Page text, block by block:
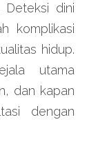
Deteksi dini
komplikasi
hidup.
utama
dan kapan
dengan